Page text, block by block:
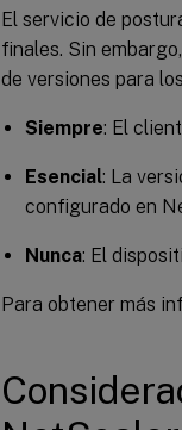
El servicio de
finales. Sin
de versiones para
Siempre: El
Esencial: La
configurado en
Nunca: El
Para obtener más